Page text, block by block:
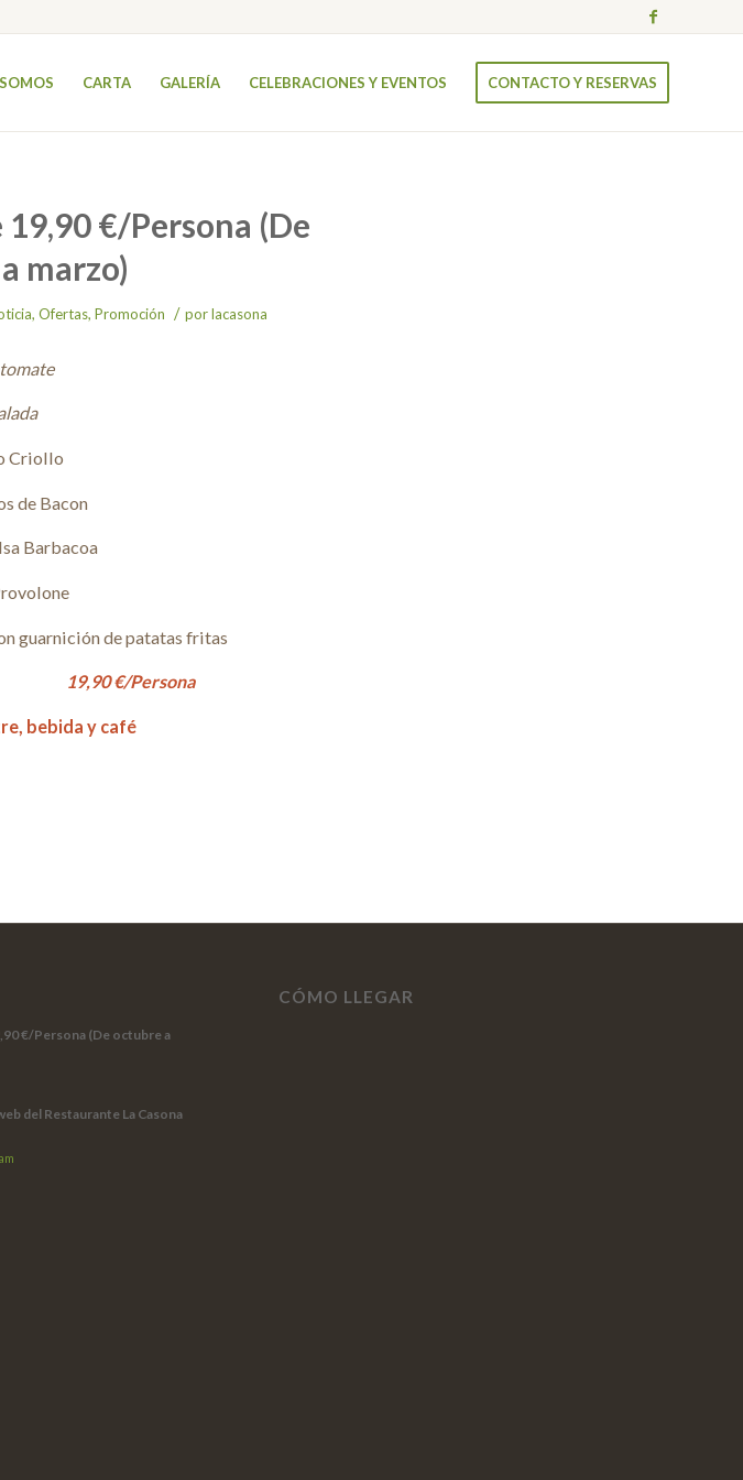
CARTA GALERÍA CELEBRACIONES Y EVENTOS CONTACTO Y RESERVAS
€/Persona (De
marzo)
, Ofertas, Promoción / porlacasona
Criollo
de Bacon
Barbacoa
guarnición de patatas fritas
bebida y café
€/Persona (De octubre a
del Restaurante La Casona
CÓMO LLEGAR